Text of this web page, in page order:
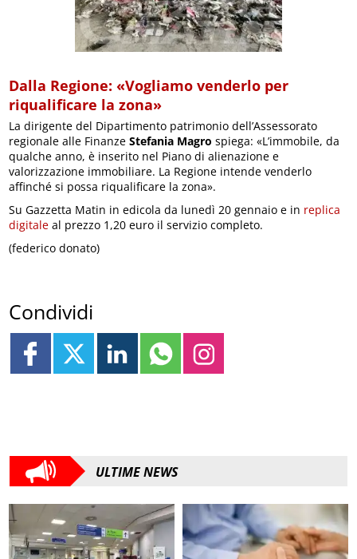
Dalla Regione: «Vogliamo venderlo per
riqualificare la zona»
La dirigente del Dipartimento patrimonio dell’Assessorato
regionale alle FinanzeStefania Magro spiega: «L’immobile, da
qualche anno, è inserito nel Piano di alienazione e
valorizzazione immobiliare. La Regione intende venderlo
affinché si possa riqualificare la zona».
Su Gazzetta Matin in edicola da lunedì 20 gennaio e in replica
digitale al prezzo 1,20 euro il servizio completo.
(federico donato)
Condividi
ULTIME NEWS